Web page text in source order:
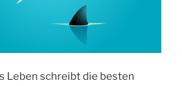
Leben schreibt die besten